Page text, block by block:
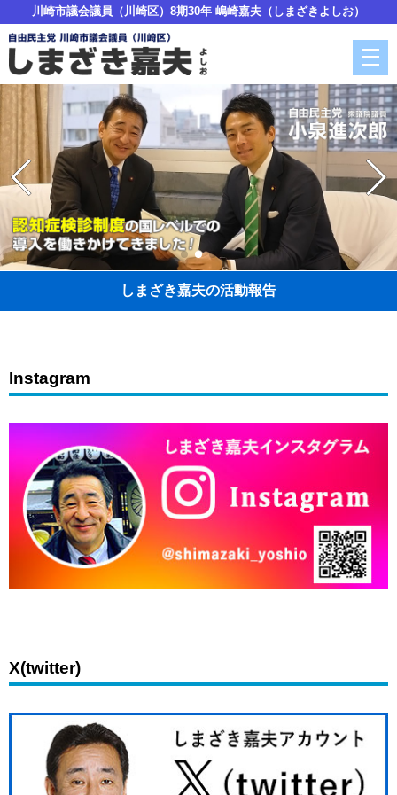
川崎市議会議員（川崎区）8期30年 嶋崎嘉夫（しまざきよしお）
メ
ニ
ュ
ー
を
開
く
しまざき嘉夫の活動報告
Instagram
X(twitter)